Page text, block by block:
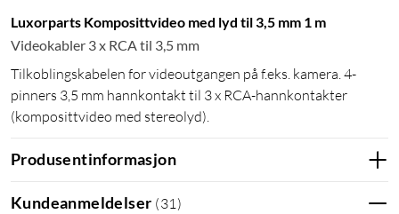
Luxorparts Komposittvideo med lyd til 3,5 mm 1 m
Videokabler 3 x RCA til 3,5 mm
Tilkoblingskabelen for videoutgangen på f.eks. kamera. 4-
pinners 3,5 mm hannkontakt til 3 x RCA-hannkontakter
(komposittvideo med stereolyd).
Produsentinformasjon
Kundeanmeldelser (31)